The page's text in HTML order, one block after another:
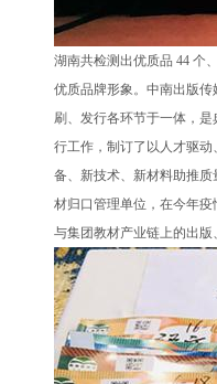
湖南共检测出优质品 44 个
优质品牌形象。中南出版
刷、发行各环节于一体，
行工作，制订了以人才驱
备、新技术、新材料助推
材归口管理单位，在今年
与集团教材产业链上的出